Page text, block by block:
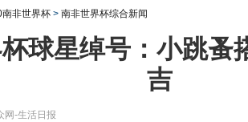
非世界杯 > 南非世界杯综合新闻
球星绰号：小跳蚤
吉
网-生活日报